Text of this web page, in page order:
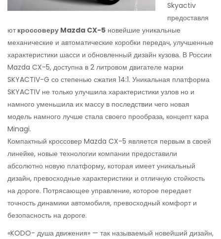
Skyactiv
предоставля
юткроссоверу Mazda CX-5 новейшие уникальные
механические и автоматические коробки передач, улучшенные
характеристики шасси и обновленный дизайн кузова. В России
Mazda CX-5, доступна в 2 литровом двигателе марки
SKYACTIV-G со степенью сжатия 14:1. Уникальная платформа
SKYACTIV не только улучшила характеристики узлов но и
намного уменьшила их массу в последствии чего новая
модель намного лучше стала своего прообраза, концепт кара
Minagi.
Компактный кроссовер Mazda CX-5 является первым в своей
линейке, новые технологии компании предоставили
абсолютно новую платформу, которая имеет уникальный
дизайн, превосходные характеристики и отличную стойкость
на дороге. Потрясающее управление, которое передает
точность динамики автомобиля, превосходный комфорт и
безопасность на дороге.
«KODO- душа движения» — так называемый новейший дизайн,